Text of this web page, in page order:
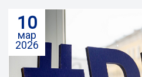
10
мар
2026